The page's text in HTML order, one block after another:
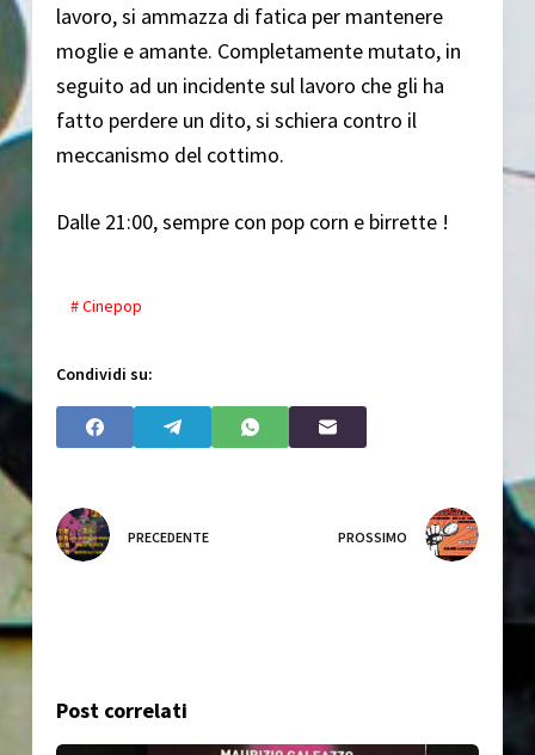
lavoro, si ammazza di fatica per mantenere
moglie e amante. Completamente mutato, in
seguito ad un incidente sul lavoro che gli ha
fatto perdere un dito, si schiera contro il
meccanismo del cottimo.
Dalle 21:00, sempre con pop corn e birrette !
# Cinepop
Condividi su:
PRECEDENTE PROSSIMO
Post correlati